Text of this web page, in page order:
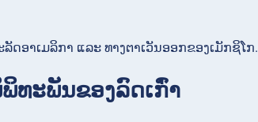
ອາເມລິກາ ແລະ ທາງຕາເວັນອອກຂອງເມັກຊິໂກ.
ທະພັນຂອງລົດເກົ່າ